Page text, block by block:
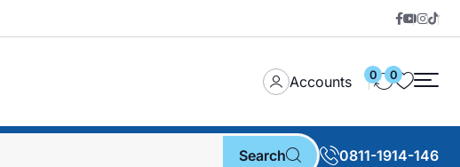
Accounts 0 0
Search 0811-1914-146